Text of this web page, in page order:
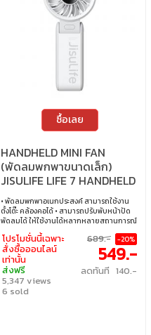
ซื้อเลย
HANDHELD MINI FAN
(พัดลมพกพาขนาดเล็ก)
JISULIFE LIFE 7 HANDHELD
FAN 5000 MAH (GREY)
• พัดลมพกพาอเนกประสงค์ สามารถใช้งาน
ตั้งโต๊ะ คล้องคอได้ • สามารถปรับพับหน้าปัด
พัดลมได้ ให้ใช้งานได้หลากหลายสถานการณ์
• ขนาดเล็กพกพาง่าย ปรับระดับความแรงได้ 5
ระดับ • มีหน้าจอ LED แสดงผลบอกระดับความ
แรงลมและแบตเตอรี่ • ใช้งานได้สูงสุด 2.5-13
ชั่วโมง (ขึ้นอยู่กับความเร็วลม) • ใช้เวลาชาร์จ
2.5-3.5 ชั่วโมง ใช้พอร์ต USB-Type C ในการ
ชาร์จ • ความจุแบตเตอรี่ 5000mAh • ขนาด
แพคเกจ 4.45 x 8.7 x 19.3 cm น้ำหนัก 320
โปรโมชั่นนี้เฉพาะ
สั่งซื้อออนไลน์
เท่านั้น
ส่งฟรี
5,347 views
6 sold
689.- -20%
549.-
ลดทันที 140.-